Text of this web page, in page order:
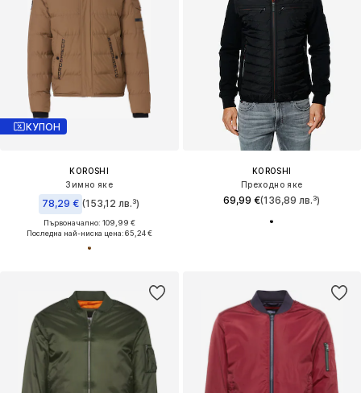
КУПОН
KOROSHI
Зимно яке
78,29 € (153,12 лв.³)
Първоначално: 109,99 €
Последна най-ниска цена:65,24 €
KOROSHI
Преходно яке
69,99 €(136,89 лв.³)